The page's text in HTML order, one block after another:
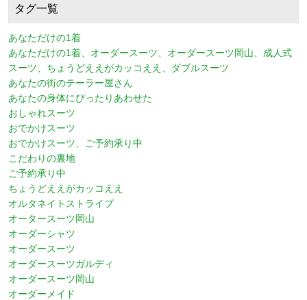
タグ一覧
あなただけの1着
あなただけの1着、オーダースーツ、オーダースーツ岡山、成人式
スーツ、ちょうどええがカッコええ、ダブルスーツ
あなたの街のテーラー屋さん
あなたの身体にぴったりあわせた
おしゃれスーツ
おでかけスーツ
おでかけスーツ、ご予約承り中
こだわりの裏地
ご予約承り中
ちょうどええがカッコええ
オルタネイトストライプ
オータースーツ岡山
オーダーシャツ
オーダースーツ
オーダースーツガルディ
オーダースーツ岡山
オーダーメイド